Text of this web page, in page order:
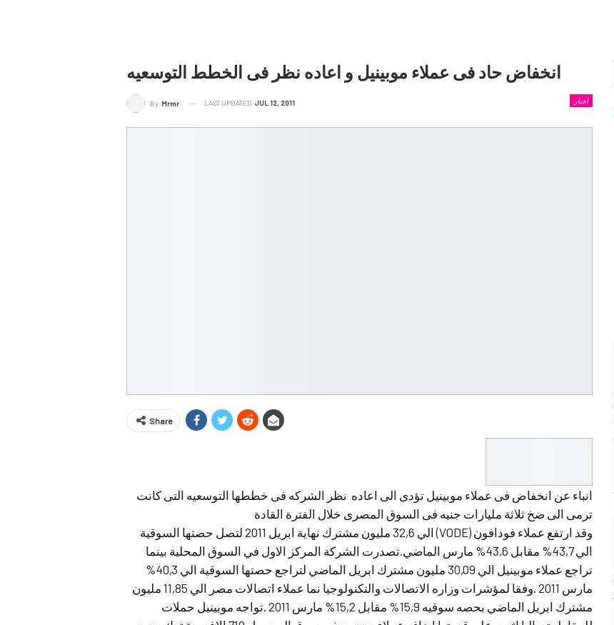
انخفاض حاد فى عملاء موبينيل و اعاده نظر فى الخطط التوسعيه
اخبار By Mrmr LAST UPDATED JUL 12, 2011
Share
انباء عن انخفاض فى عملاء موبينيل تؤدى الى اعاده نظر الشركه فى خططها التوسعيه التى كانت
ترمى الى ضخ ثلاثة مليارات جنيه فى السوق المصرى خلال الفترة القادة
وقد ارتفع عملاء فودافون (VODE) الي 32,6 مليون مشترك نهاية ابريل 2011 لتصل حصتها السوقية
الي 43,7% مقابل 43,6% مارس الماضي.تصدرت الشركة المركز الاول في السوق المحلية بينما
تراجع عملاء موبينيل الي 30,09 مليون مشترك ابريل الماضي لتراجع حصتها السوقية الي 40,3%
مارس 2011 .وفقا لمؤشرات وزاره الاتصالات والتكنولوجيا نما عملاء اتصالات مصر الي 11,85 مليون
مشترك ابريل الماضي بحصه سوقيه 15,9% مقابل 15,2% مارس 2011 .تواجه موبينيل حملات